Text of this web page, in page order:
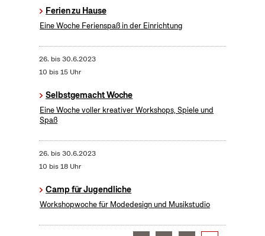
Ferien zu Hause
Eine Woche Ferienspaß in der Einrichtung
26. bis30.6.2023
10 bis 15 Uhr
Selbstgemacht Woche
Eine Woche voller kreativer Workshops, Spiele und
Spaß
26. bis30.6.2023
10 bis 18 Uhr
Camp für Jugendliche
Workshopwoche für Modedesign und Musikstudio